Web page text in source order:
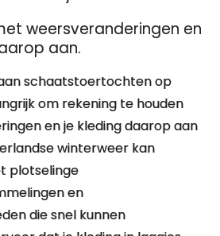
weersveranderingen en
aan.
schaatstoertochten op
om rekening te houden
en je kleding daarop aan
winterweer kan
plotselinge
en
die snel kunnen